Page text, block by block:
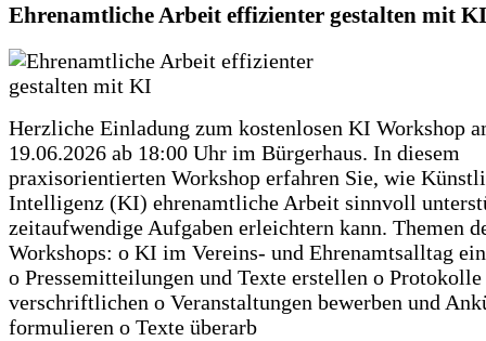
Ehrenamtliche Arbeit effizienter gestalten mit KI
Herzliche Einladung zum kostenlosen KI Workshop
19.06.2026 ab 18:00 Uhr im Bürgerhaus. In diesem
praxisorientierten Workshop erfahren Sie, wie
Intelligenz (KI) ehrenamtliche Arbeit sinnvoll
zeitaufwendige Aufgaben erleichtern kann. Themen
Workshops: o KI im Vereins- und Ehrenamtsalltag
o Pressemitteilungen und Texte erstellen o
verschriftlichen o Veranstaltungen bewerben und
formulieren o Texte überarb